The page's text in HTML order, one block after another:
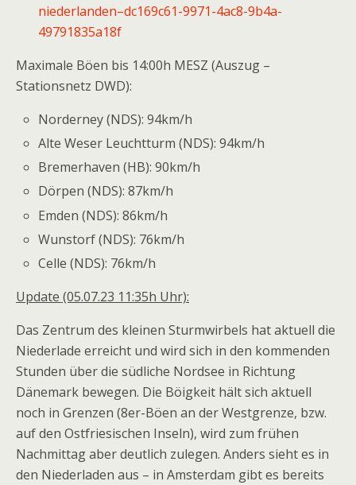
niederlanden–dc169c61-9971-4ac8-9b4a-
49791835a18f
Maximale Böen bis 14:00h MESZ (Auszug –
Stationsnetz DWD):
Norderney (NDS): 94km/h
Alte Weser Leuchtturm (NDS): 94km/h
Bremerhaven (HB): 90km/h
Dörpen (NDS): 87km/h
Emden (NDS): 86km/h
Wunstorf (NDS): 76km/h
Celle (NDS): 76km/h
Update (05.07.23 11:35h Uhr):
Das Zentrum des kleinen Sturmwirbels hat aktuell die
Niederlade erreicht und wird sich in den kommenden
Stunden über die südliche Nordsee in Richtung
Dänemark bewegen. Die Böigkeit hält sich aktuell
noch in Grenzen (8er-Böen an der Westgrenze, bzw.
auf den Ostfriesischen Inseln), wird zum frühen
Nachmittag aber deutlich zulegen. Anders sieht es in
den Niederladen aus – in Amsterdam gibt es bereits